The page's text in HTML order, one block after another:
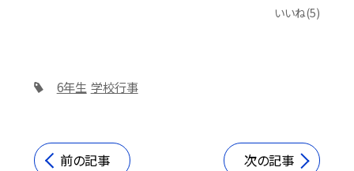
いいね(5)
6年生 学校行事
前の記事 次の記事